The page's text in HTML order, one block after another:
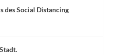
des Social Distancing